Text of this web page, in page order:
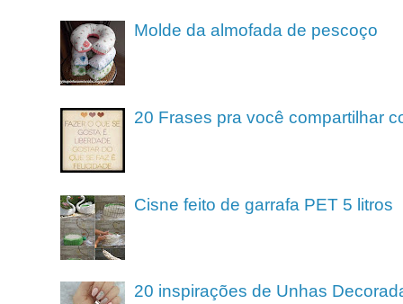
Molde da almofada de pescoço
20 Frases pra você compartilhar
Cisne feito de garrafa PET 5 litros
20 inspirações de Unhas